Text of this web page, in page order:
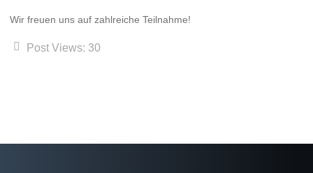
Wir freuen uns auf zahlreiche Teilnahme!
Post Views: 30